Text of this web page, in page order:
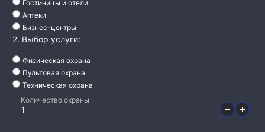
Гостиницы и отели
Аптеки
Бизнес–центры
2. Выбор услуги:
Физическая охрана
Пультовая охрана
Техническая охрана
Количество охраны